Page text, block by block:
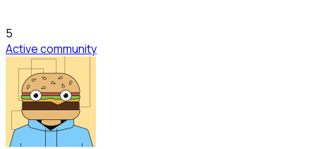
5
Active community